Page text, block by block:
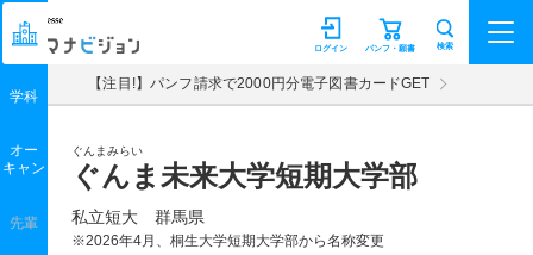
マナビジョン パンフ・願書
ログイン 検索
【注目!】パンフ請求で2000円分電子図書カードGET
ぐんまみらい
ぐんま未来大学短期大学部
私立短大 群馬県
※2026年4月、桐生大学短期大学部から名称変更
学科
オー
キャン
先輩